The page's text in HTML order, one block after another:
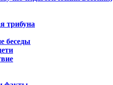
трибуна
беседы